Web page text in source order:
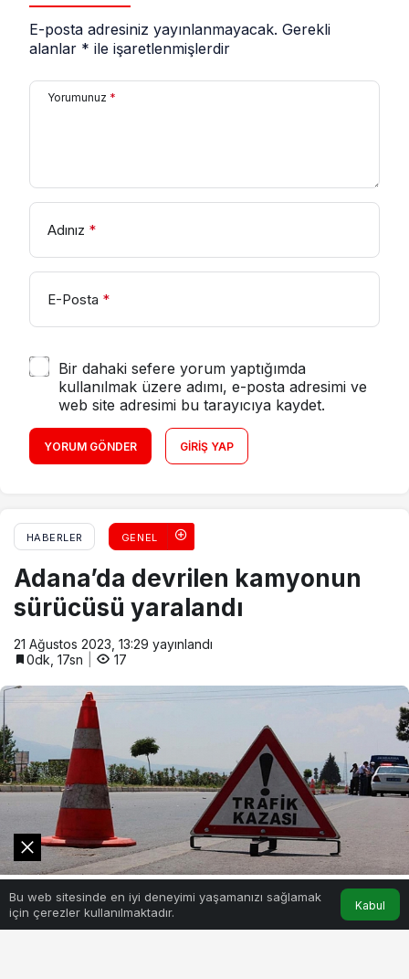
E-posta adresiniz yayınlanmayacak. Gerekli
alanlar * ile işaretlenmişlerdir
Yorumunuz *
Adınız *
E-Posta *
Bir dahaki sefere yorum yaptığımda
kullanılmak üzere adımı, e-posta adresimi ve
web site adresimi bu tarayıcıya kaydet.
YORUM GÖNDER GIRIŞ YAP
HABERLER GENEL
Adana’da devrilen kamyonun
sürücüsü yaralandı
21 Ağustos 2023, 13:29 yayınlandı
0dk, 17sn
17
Bu web sitesinde en iyi deneyimi yaşamanızı sağlamak
için çerezler kullanılmaktadır.
Kabul
Akış Hesabım
0